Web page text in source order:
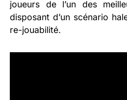
joueurs de l’un des
disposant d’un scénario
re-jouabilité.